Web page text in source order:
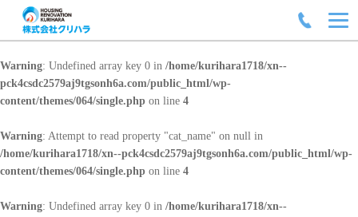
Warning: Undefined array key 0 in /home/kurihara1718/xn--
pck4csdc2579aj9tgsonh6a.com/public_html/wp-
content/themes/064/single.php on line 4
Warning: Attempt to read property "cat_name" on null in
/home/kurihara1718/xn--pck4csdc2579aj9tgsonh6a.com/public_html/wp-
content/themes/064/single.php on line 4
Warning: Undefined array key 0 in /home/kurihara1718/xn--